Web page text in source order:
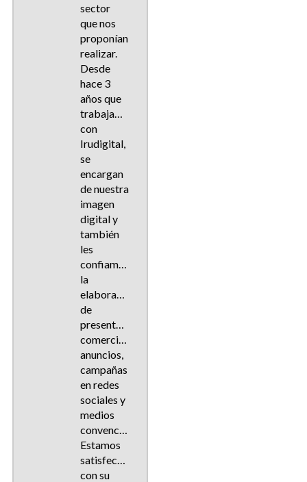
sector
que nos
proponían
realizar.
Desde
hace 3
años que
trabajamos
con
Irudigital,
se
encargan
de nuestra
imagen
digital y
también
les
confiamos
la
elaboración
de
presentaciones
comerciales,
anuncios,
campañas
en redes
sociales y
medios
convencionales.
Estamos
satisfechos
con su